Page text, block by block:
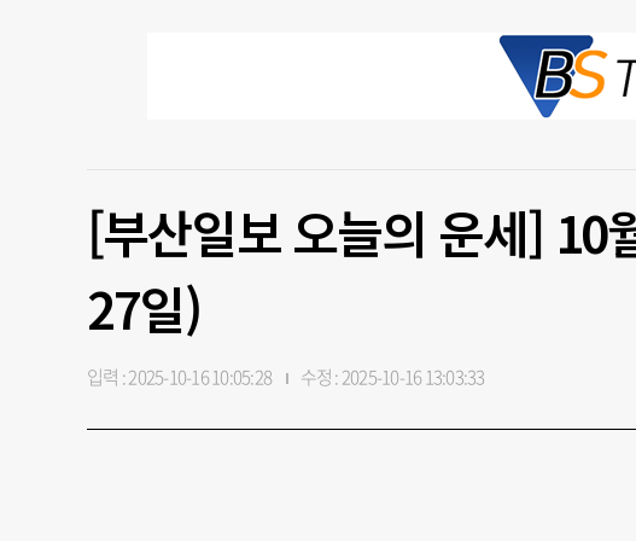
[부산일보 오늘의 운세] 10
27일)
입력 : 2025-10-16 10:05:28 수정 : 2025-10-16 13:03:33